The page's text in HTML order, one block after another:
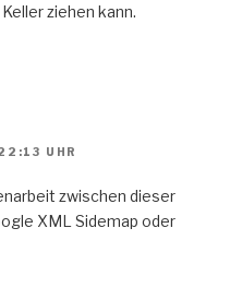
ziehen kann.
UHR
zwischen dieser
XML Sidemap oder